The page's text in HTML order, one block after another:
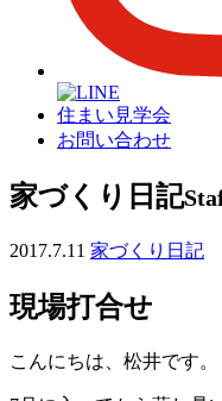
住まい見学会
お問い合わせ
家づくり日記
2017.7.11 家づくり日記
現場打合せ
こんにちは、松井です。